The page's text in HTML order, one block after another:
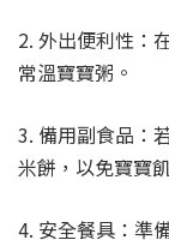
2. 外出便利性：
常溫寶寶粥。
3. 備用副食品：
米餅，以免寶寶
4. 安全餐具：準